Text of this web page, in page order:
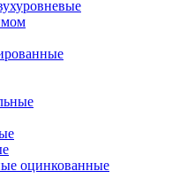
оцинкованные